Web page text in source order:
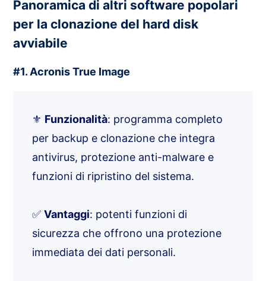
Panoramica di altri software popolari
per la clonazione del hard disk
avviabile
#1. Acronis True Image
⚜️ Funzionalità: programma completo
per backup e clonazione che integra
antivirus, protezione anti-malware e
funzioni di ripristino del sistema.
✅Vantaggi: potenti funzioni di
sicurezza che offrono una protezione
immediata dei dati personali.